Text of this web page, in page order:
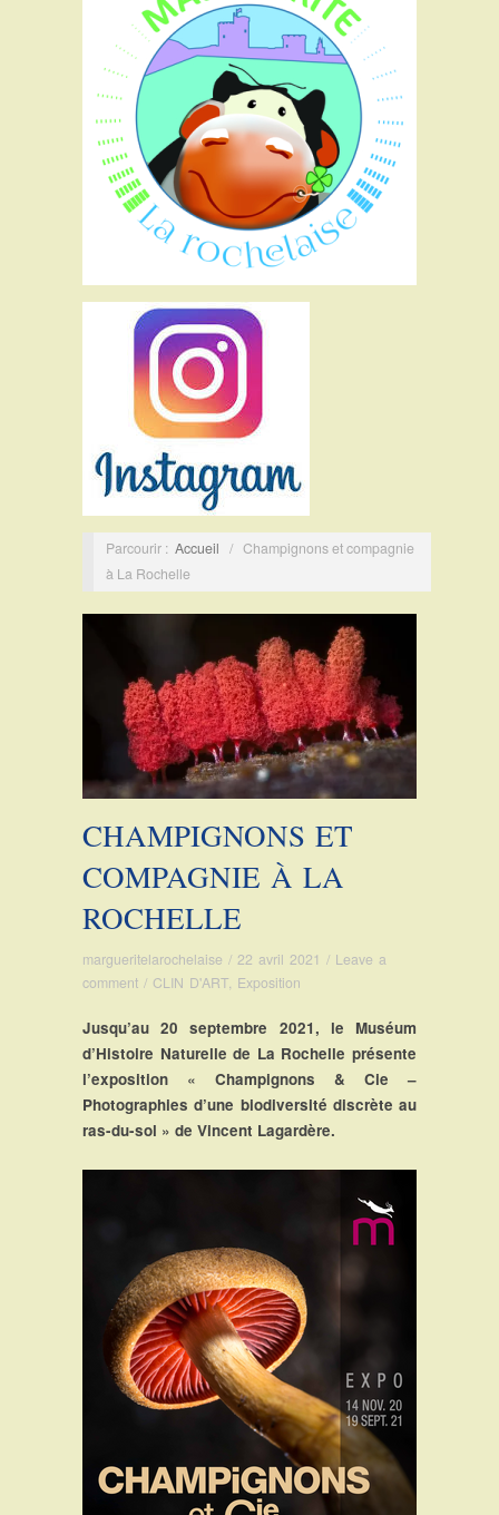
Parcourir : Accueil / Champignons et compagnie
à La Rochelle
CHAMPIGNONS ET
COMPAGNIE À LA
ROCHELLE
margueritelarochelaise / 22 avril 2021 / Leave a
comment / CLIN D'ART, Exposition
Jusqu’au 20 septembre 2021, le Muséum
d’Histoire Naturelle de La Rochelle présente
l’exposition « Champignons & Cie –
Photographies d’une biodiversité discrète au
ras-du-sol » de Vincent Lagardère.